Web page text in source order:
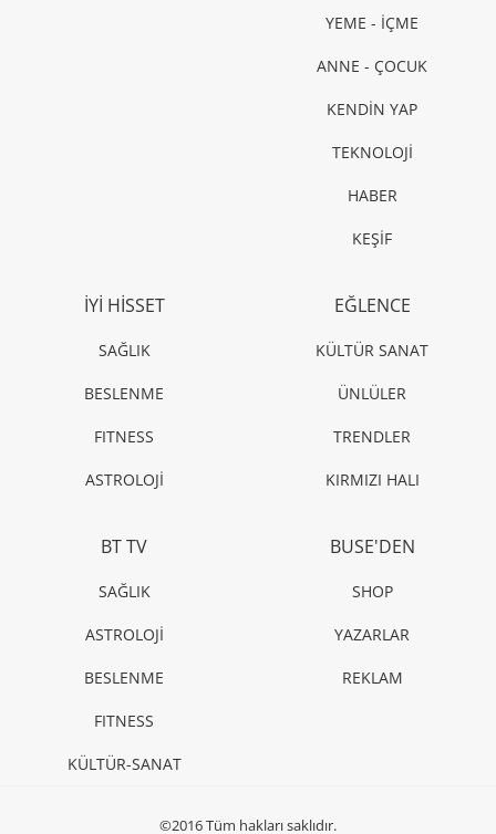
YEME - İÇME
ANNE - ÇOCUK
KENDİN YAP
TEKNOLOJİ
HABER
KEŞİF
İYİ HİSSET
SAĞLIK
BESLENME
FITNESS
ASTROLOJİ
EĞLENCE
KÜLTÜR SANAT
ÜNLÜLER
TRENDLER
KIRMIZI HALI
BT TV
SAĞLIK
ASTROLOJİ
BESLENME
FITNESS
KÜLTÜR-SANAT
BUSE'DEN
SHOP
YAZARLAR
REKLAM
©2016 Tüm hakları saklıdır.